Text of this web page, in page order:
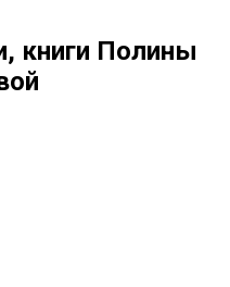
книги Полины